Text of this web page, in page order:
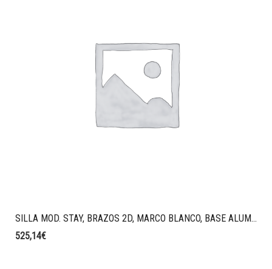
SILLA MOD. STAY, BRAZOS 2D, MARCO BLANCO, BASE ALUMINIO BLANCO, RESPADO MALLA SPIN CON CABEZAL COLOR BEIBE, ASIENTO TAPIZADO FELICITY COLOR VISON.
525,14€